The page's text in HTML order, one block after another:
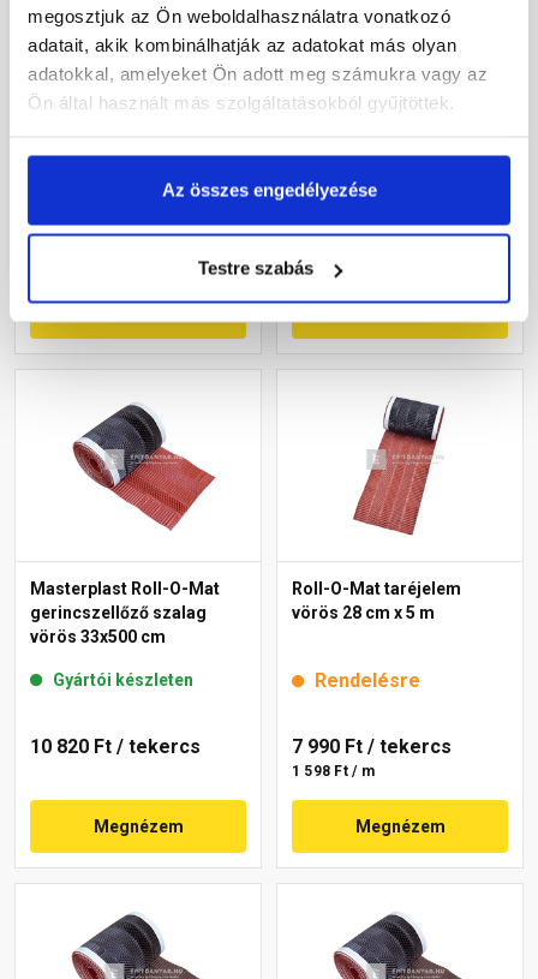
megosztjuk az Ön weboldalhasználatra vonatkozó
adatait, akik kombinálhatják az adatokat más olyan
adatokkal, amelyeket Ön adott meg számukra vagy az
Ön által használt más szolgáltatásokból gyűjtöttek.
Az összes engedélyezése
Testre szabás
Tondach Alu Pro
gerincszellőző szalag
17 750 Ft/ db
Masterplast Roll-O-Mat
gerincszellőző szalag
8 765 Ft/ tekercs
1 753 Ft / m
Masterplast Roll-O-Mat
gerincszellőző szalag
vörös 33x500 cm
Gyártói készleten
10 820 Ft / tekercs
Megnézem
Roll-O-Mat taréjelem
vörös 28 cm x 5 m
Rendelésre
7 990 Ft / tekercs
1 598 Ft / m
Megnézem